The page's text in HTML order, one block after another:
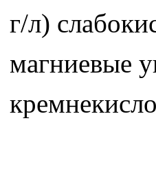
г/л)
магниевые